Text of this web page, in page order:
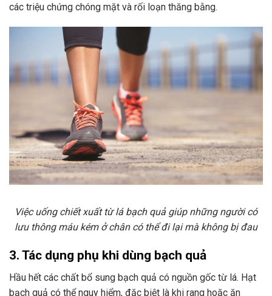
các triệu chứng chóng mặt và rối loạn thăng bằng.
Việc uống chiết xuất từ ​​lá bạch quả giúp những người có
lưu thông máu kém ở chân có thể đi lại mà không bị đau
3. Tác dụng phụ khi dùng bạch quả
Hầu hết các chất bổ sung bạch quả có nguồn gốc từ lá. Hạt
bạch quả có thể nguy hiểm, đặc biệt là khi rang hoặc ăn